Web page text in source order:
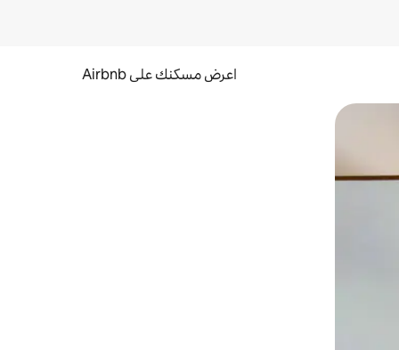
اعرض مسكنك على Airbnb